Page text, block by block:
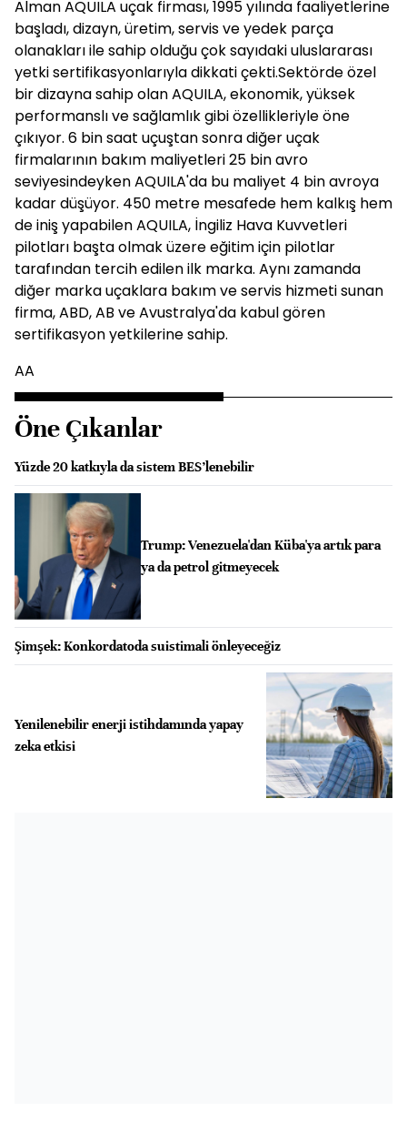
Alman AQUILA uçak firması, 1995 yılında faaliyetlerine
başladı, dizayn, üretim, servis ve yedek parça
olanakları ile sahip olduğu çok sayıdaki uluslararası
yetki sertifikasyonlarıyla dikkati çekti.Sektörde özel
bir dizayna sahip olan AQUILA, ekonomik, yüksek
performanslı ve sağlamlık gibi özellikleriyle öne
çıkıyor. 6 bin saat uçuştan sonra diğer uçak
firmalarının bakım maliyetleri 25 bin avro
seviyesindeyken AQUILA'da bu maliyet 4 bin avroya
kadar düşüyor. 450 metre mesafede hem kalkış hem
de iniş yapabilen AQUILA, İngiliz Hava Kuvvetleri
pilotları başta olmak üzere eğitim için pilotlar
tarafından tercih edilen ilk marka. Aynı zamanda
diğer marka uçaklara bakım ve servis hizmeti sunan
firma, ABD, AB ve Avustralya'da kabul gören
sertifikasyon yetkilerine sahip.
AA
Öne Çıkanlar
Yüzde 20 katkıyla da sistem BES’lenebilir
Trump: Venezuela'dan Küba'ya artık para
ya da petrol gitmeyecek
Şimşek: Konkordatoda suistimali önleyeceğiz
Yenilenebilir enerji istihdamında yapay
zeka etkisi